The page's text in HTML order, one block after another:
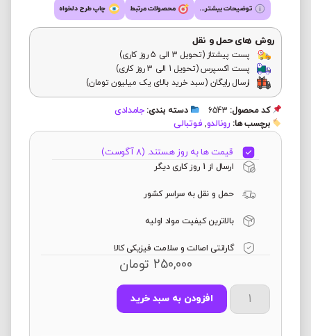
توضیحات بیشتر... محصولات مرتبط چاپ طرح دلخواه
روش های حمل و نقل
پست پیشتاز (تحویل 3 الی 5 روز کاری)
پست اکسپرس (تحویل 1 الی 3 روز کاری)
ارسال رایگان (سبد خرید بالای یک میلیون تومان)
کد محصول: 6543 دسته بندی: جامدادی
برچسب ها: رونالدو, فوتبالی
قیمت ها به روز هستند. (8 آگوست)
ارسال از 1 روز کاری دیگر
حمل و نقل به سراسر کشور
بالاترین کیفیت مواد اولیه
گارانتی اصالت و سلامت فیزیکی کالا
250,000 تومان
افزودن به سبد خرید